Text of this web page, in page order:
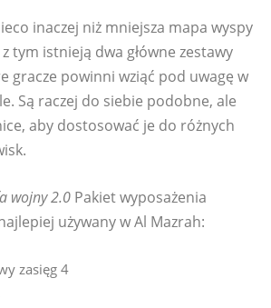
inaczej niż mniejsza mapa wyspy
tym istnieją dwa główne zestawy
gracze powinni wziąć pod uwagę w
Są raczej do siebie podobne, ale
aby dostosować je do różnych
wojny 2.0 Pakiet wyposażenia
używany w Al Mazrah:
zasięg 4